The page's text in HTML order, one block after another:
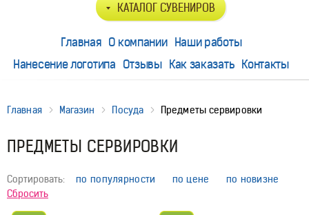
КАТАЛОГ СУВЕНИРОВ
Главная О компании Наши работы
Нанесение логотипа Отзывы Как заказать Контакты
Главная Магазин Посуда Предметы сервировки
ПРЕДМЕТЫ СЕРВИРОВКИ
Сортировать: по популярности по цене
по новизне
Сбросить